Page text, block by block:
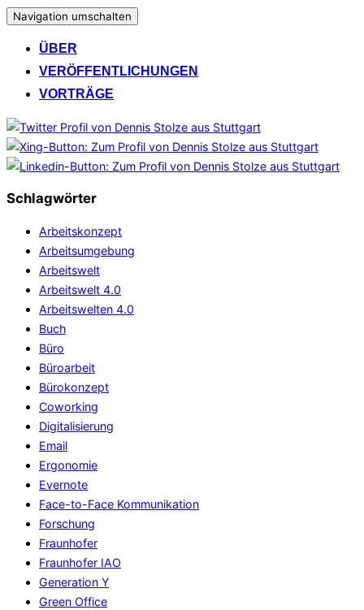
Navigation umschalten
ÜBER
VERÖFFENTLICHUNGEN
VORTRÄGE
Schlagwörter
Arbeitskonzept
Arbeitsumgebung
Arbeitswelt
Arbeitswelt 4.0
Arbeitswelten 4.0
Buch
Büro
Büroarbeit
Bürokonzept
Coworking
Digitalisierung
Email
Ergonomie
Evernote
Face-to-Face Kommunikation
Forschung
Fraunhofer
Fraunhofer IAO
Generation Y
Green Office